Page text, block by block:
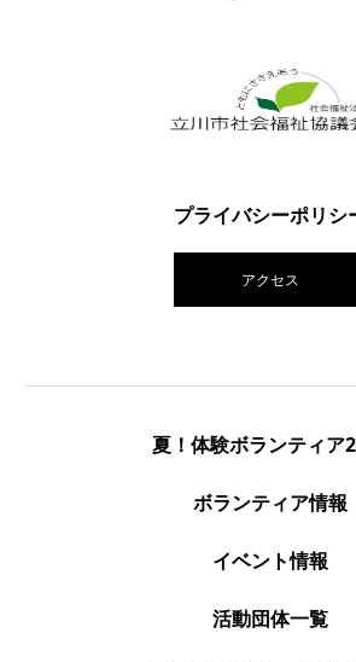
プライバシーポリシ
アクセス
夏！体験ボランティア
ボランティア情報
イベント情報
活動団体一覧